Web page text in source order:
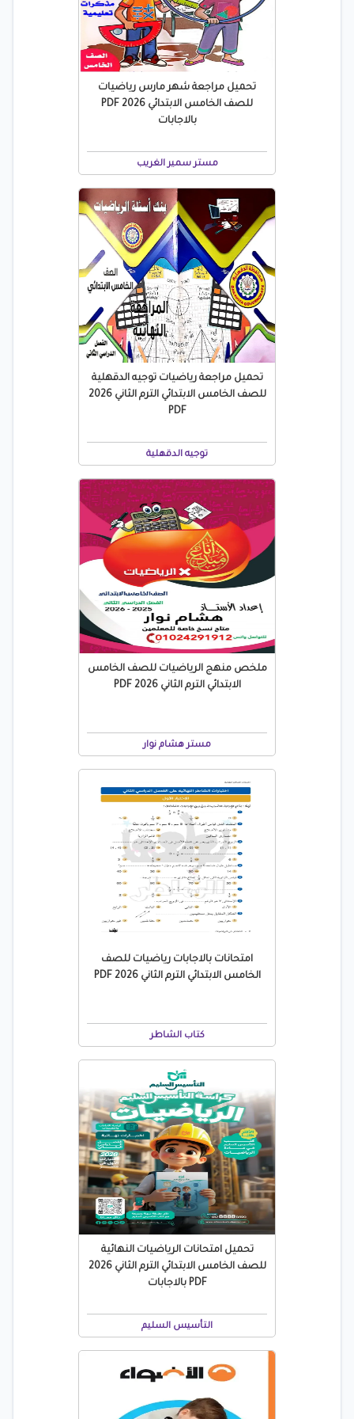
تحميل مراجعة شهر مارس رياضيات
للصف الخامس الابتدائي 2026 PDF
بالاجابات
مستر سمير الغريب
تحميل مراجعة رياضيات توجيه الدقهلية
للصف الخامس الابتدائي الترم الثاني 2026
PDF
توجيه الدقهلية
ملخص منهج الرياضيات للصف الخامس
الابتدائي الترم الثاني 2026 PDF
مستر هشام نوار
امتحانات بالاجابات رياضيات للصف
الخامس الابتدائي الترم الثاني 2026 PDF
كتاب الشاطر
تحميل امتحانات الرياضيات النهائية
للصف الخامس الابتدائي الترم الثاني 2026
PDF بالاجابات
التأسيس السليم